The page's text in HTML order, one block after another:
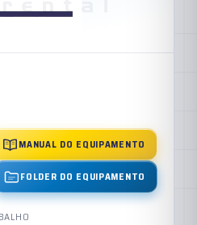
MANUAL DO EQUIPAMENTO
FOLDER DO EQUIPAMENTO